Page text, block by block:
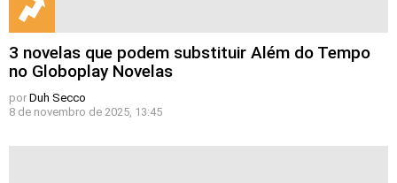
3 novelas que podem substituir Além do Tempo
no Globoplay Novelas
por Duh Secco
8 de novembro de 2025, 13:45